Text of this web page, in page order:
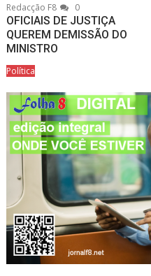
Redacção F8
0
OFICIAIS DE JUSTIÇA
QUEREM DEMISSÃO DO
MINISTRO
Política